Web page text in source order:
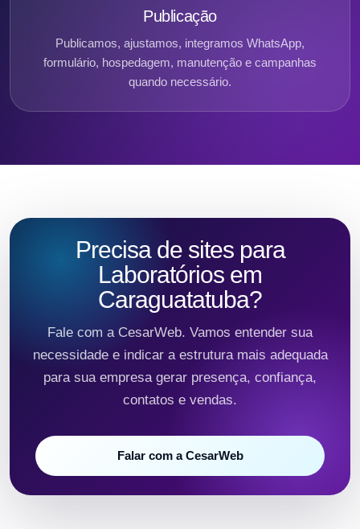
Publicação
Publicamos, ajustamos, integramos WhatsApp,
formulário, hospedagem, manutenção e campanhas
quando necessário.
Precisa de sites para
Laboratórios em
Caraguatatuba?
Fale com a CesarWeb. Vamos entender sua
necessidade e indicar a estrutura mais adequada
para sua empresa gerar presença, confiança,
contatos e vendas.
Falar com a CesarWeb